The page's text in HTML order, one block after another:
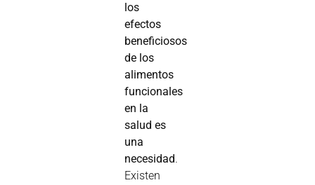
los
efectos
beneficiosos
de los
alimentos
funcionales
en la
salud es
una
necesidad.
Existen